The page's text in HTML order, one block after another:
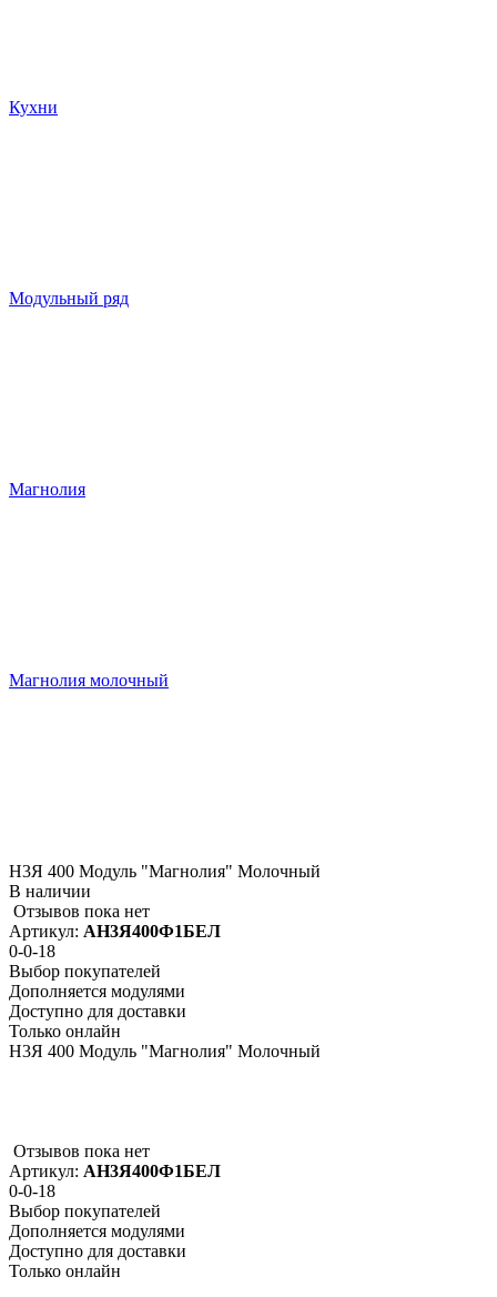
Кухни
Модульный ряд
Магнолия
Магнолия молочный
Н3Я 400 Модуль "Магнолия" Молочный
В наличии
Отзывов пока нет
Артикул: АН3Я400Ф1БЕЛ
0-0-18
Выбор покупателей
Дополняется модулями
Доступно для доставки
Только онлайн
Н3Я 400 Модуль "Магнолия" Молочный
Отзывов пока нет
Артикул: АН3Я400Ф1БЕЛ
0-0-18
Выбор покупателей
Дополняется модулями
Доступно для доставки
Только онлайн